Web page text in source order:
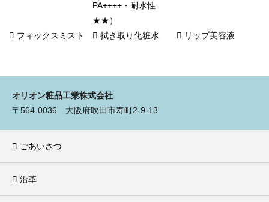
PA++++・耐水性
★★）
フィックスミスト 拭き取り化粧水 リップ美容液
オリオン粧品工業株式会社
〒564-0036 大阪府吹田市寿町2-9-13
ごあいさつ
沿革